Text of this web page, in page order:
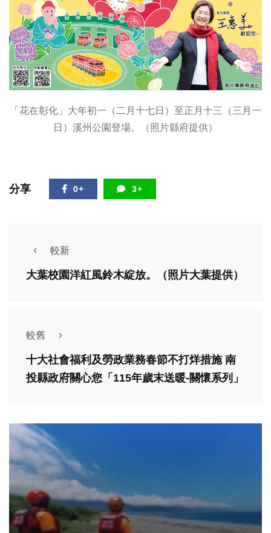
「花在彰化」大年初一（二月十七日）至正月十三（三月一
日）溪州公園登場。（照片縣府提供）
分享 0+ 3+
較新
大葉校園洋紅風鈴木綻放。（照片大葉提供）
較舊
十大社會福利及勞政業務春節不打烊措施 南
投縣政府關心您「115年歲末送暖-關懷系列」